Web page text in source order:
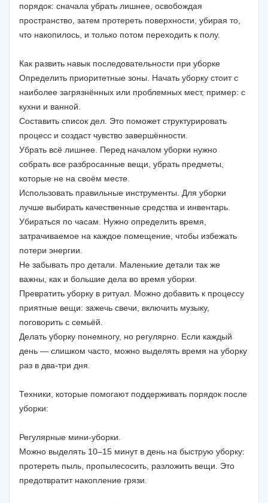
порядок: сначала убрать лишнее, освобождая
пространство, затем протереть поверхности, убирая то,
что накопилось, и только потом переходить к полу.
Как развить навык последовательности при уборке
Определить приоритетные зоны. Начать уборку стоит с
наиболее загрязнённых или проблемных мест, пример: с
кухни и ванной.
Составить список дел. Это поможет структурировать
процесс и создаст чувство завершённости.
Убрать всё лишнее. Перед началом уборки нужно
собрать все разбросанные вещи, убрать предметы,
которые не на своём месте.
Использовать правильные инструменты. Для уборки
лучше выбирать качественные средства и инвентарь.
Убираться по часам. Нужно определить время,
затрачиваемое на каждое помещение, чтобы избежать
потери энергии.
Не забывать про детали. Маленькие детали так же
важны, как и большие дела во время уборки.
Превратить уборку в ритуал. Можно добавить к процессу
приятные вещи: зажечь свечи, включить музыку,
поговорить с семьёй.
Делать уборку понемногу, но регулярно. Если каждый
день — слишком часто, можно выделять время на уборку
раз в два-три дня.
Техники, которые помогают поддерживать порядок после
уборки:
Регулярные мини-уборки.
Можно выделять 10–15 минут в день на быструю уборку:
протереть пыль, пропылесосить, разложить вещи. Это
предотвратит накопление грязи.